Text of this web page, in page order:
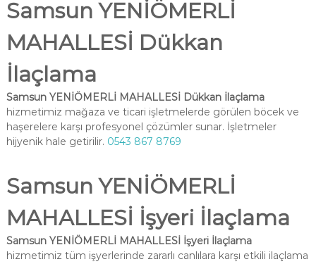
Samsun YENİÖMERLİ
MAHALLESİ Dükkan
İlaçlama
Samsun YENİÖMERLİ MAHALLESİ Dükkan İlaçlama
hizmetimiz mağaza ve ticari işletmelerde görülen böcek ve
haşerelere karşı profesyonel çözümler sunar. İşletmeler
hijyenik hale getirilir. 0543 867 8769
Samsun YENİÖMERLİ
MAHALLESİ İşyeri İlaçlama
Samsun YENİÖMERLİ MAHALLESİ İşyeri İlaçlama
hizmetimiz tüm işyerlerinde zararlı canlılara karşı etkili ilaçlama